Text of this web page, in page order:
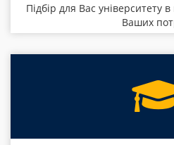
Підбір для Вас університету
Ваших